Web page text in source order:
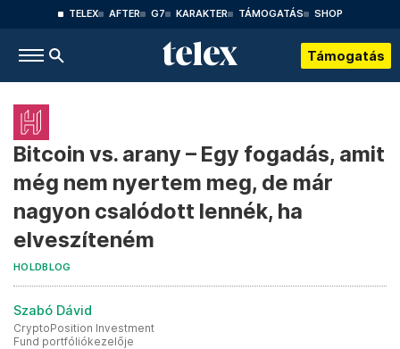
TELEX AFTER G7 KARAKTER TÁMOGATÁS SHOP
Támogatás
Bitcoin vs. arany – Egy fogadás, amit
még nem nyertem meg, de már
nagyon csalódott lennék, ha
elveszíteném
HOLDBLOG
Szabó Dávid
CryptoPosition Investment
Fund portfóliókezelője